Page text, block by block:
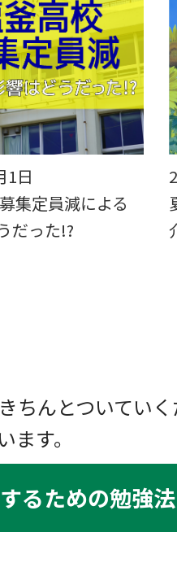
1日
集定員減による
だった!?
ちんとついてい
す。
るための勉強法